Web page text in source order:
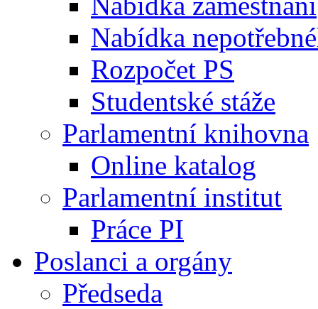
Nabídka
Rozpočet PS
Studentské stáže
Parlamentní knihovna
Online katalog
Parlamentní institut
Práce PI
Poslanci a orgány
Předseda